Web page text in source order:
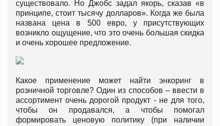
существовало. Но Джобс задал якорь, сказав «в
принципе, стоит тысячу долларов». Когда же была
названа цена в 500 евро, у присутствующих
возникло ощущение, что это очень большая скидка
и очень хорошее предложение.
Какое применение может найти энкоринг в
розничной торговле? Один из способов – ввести в
ассортимент очень дорогой продукт - не для того,
чтобы он продавался, а чтобы помогал
формировать ценовую политику (при наличии